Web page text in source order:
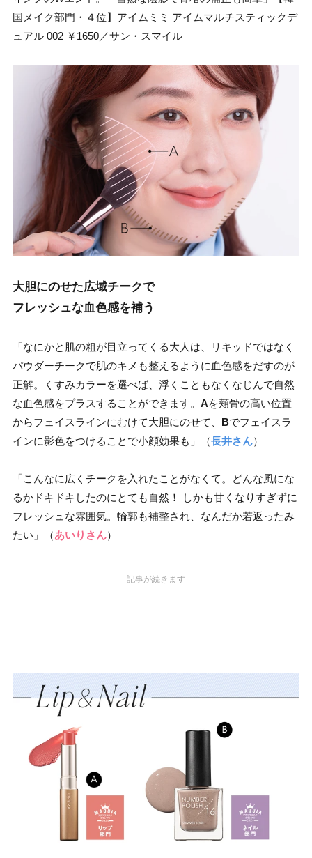
国メイク部門・４位】アイムミミ アイムマルチスティックデ
ュアル 002 ￥1650／サン・スマイル
大胆にのせた広域チークで
フレッシュな血色感を補う
「なにかと肌の粗が目立ってくる大人は、リキッドではなく
パウダーチークで肌のキメも整えるように血色感をだすのが
正解。くすみカラーを選べば、浮くこともなくなじんで自然
な血色感をプラスすることができます。 Aを頬骨の高い位置
からフェイスラインにむけて大胆にのせて、 Bでフェイスラ
インに影色をつけることで小顔効果も」（長井さん）
「こんなに広くチークを入れたことがなくて。どんな風にな
るかドキドキしたのにとても自然！ しかも甘くなりすぎずに
フレッシュな雰囲気。輪郭も補整され、なんだか若返ったみ
たい」（あいりさん）
記事が続きます